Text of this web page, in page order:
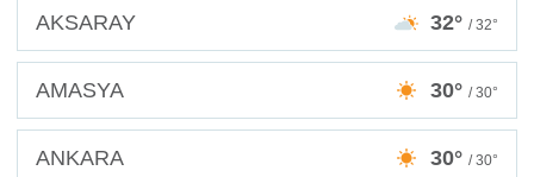
AKSARAY 32° / 32°
AMASYA 30° / 30°
ANKARA 30° / 30°